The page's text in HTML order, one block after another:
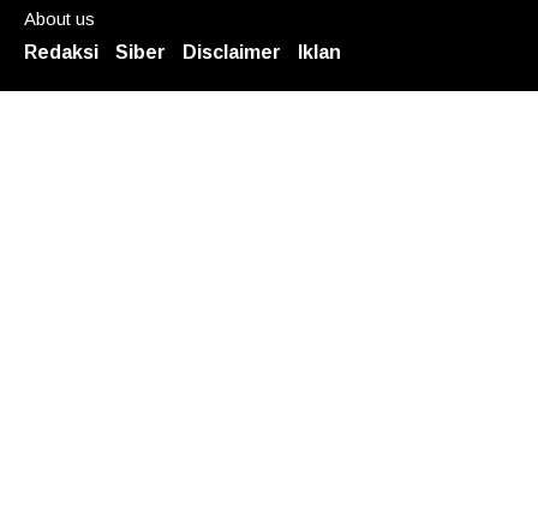
About us
Redaksi
Siber Disclaimer Iklan